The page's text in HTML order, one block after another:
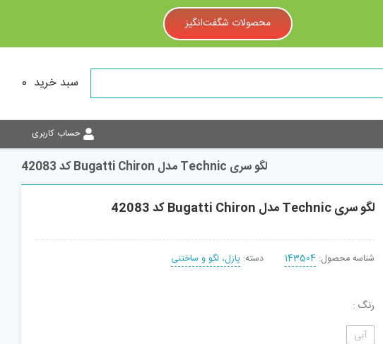
محصولات شگفت‌انگیز
سبد خرید 0
حساب کاربری
لگو سری Technic مدل Bugatti Chiron کد 42083
لگو سری Technic مدل Bugatti Chiron کد 42083
شناسه محصول: 143504 دسته: پازل، لگو و ساختنی
رنگ
آبی